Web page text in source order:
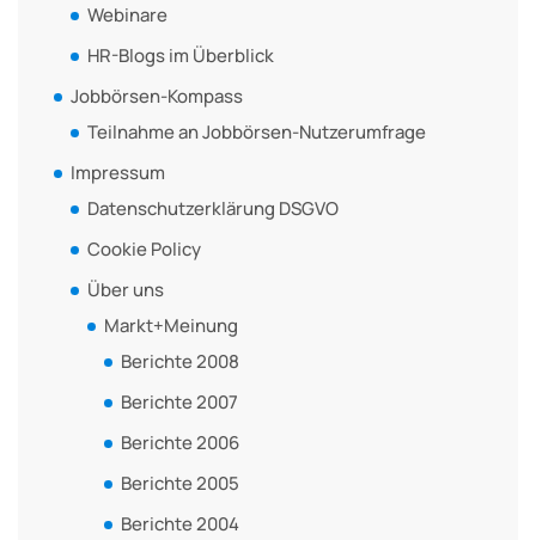
Webinare
HR-Blogs im Überblick
Jobbörsen-Kompass
Teilnahme an Jobbörsen-Nutzerumfrage
Impressum
Datenschutzerklärung DSGVO
Cookie Policy
Über uns
Markt+Meinung
Berichte 2008
Berichte 2007
Berichte 2006
Berichte 2005
Berichte 2004